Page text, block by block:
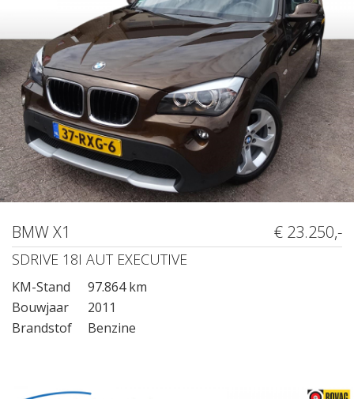
BMW X1 € 23.250,-
SDRIVE 18I AUT EXECUTIVE
KM-Stand
97.864 km
Bouwjaar
2011
Brandstof
Benzine